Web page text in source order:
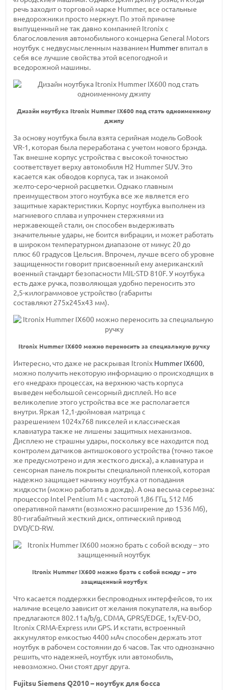
речь заходит о торговой марке Hummer, все остальные
внедорожники просто меркнут. По этой причине
выпущенный не так давно компанией Itronix с
благословления автомобильного концерна General Motors
ноутбук с недвусмысленным названием Hummerвпитал в
себя все лучшие свойства этой всепогодной и
вседорожной машины.
Дизайн ноутбука Itronix Hummer IX600 под стать одноименному
джипу
За основу ноутбука была взята серийная модель GoBook
VR-1, которая была переработана с учетом нового брэнда.
Так внешне корпус устройства с высокой точностью
соответствует верхуавтомобиля H2 HummerSUV. Это
касается как обводов корпуса, так и знакомой
желто-серо-черной расцветки. Однако главным
преимуществом этого ноутбука все же является его
защитные характеристики. Корпус ноутбука выполнен из
магниевого сплава и упрочнен стержнями из
нержавеющей стали, он способен выдерживать
значительные удары, не боится вибрации, и может работать
в широком температурном диапазоне отминус 20 до
плюс 60 градусов Цельсия. Впрочем, лучше всего об уровне
защищенности говорит присвоенный ему американский
военный стандарт безопасности MIL-STD 810F. У ноутбука
есть даже ручка, позволяющая удобно переносить это
2,5-килограммовое устройство (габариты
составляют 275х245х43 мм).
Itronix Hummer IX600 можно переносить за специальную ручку
Интересно, что даже не раскрывая Itronix Hummer IX600,
можно получить некоторую информацию о происходящих в
его «недрах» процессах, на верхнюю часть корпуса
выведен небольшой сенсорный дисплей. Но все
великолепие этого устройства все же располагается
внутри. Яркая 12,1-дюймовая матрица с
разрешением 1024х768 пикселей и классическая
клавиатура также не лишены защитных механизмов.
Дисплею не страшны удары, поскольку все находится под
контролем датчиков антишокового устройства (точно такое
же предусмотрено и для жесткого диска), а клавиатура и
сенсорная панель покрыты специальной пленкой, которая
надежно защищает начинку ноутбука от попадания
жидкости (можно работать в дождь). А она весьма серьезна:
процессор Intel Pentium M счастотой 1,86 ГГц, 512 Мб
оперативной памяти (возможно расширение до 1536 Мб),
80-гигабайтный жесткий диск, оптический привод
DVD/CD-RW.
Itronix Hummer IX600 можно брать с собой всюду – это
защищенный ноутбук
Что касается поддержки беспроводных интерфейсов, то их
наличие всецело зависит от желания покупателя, на выбор
предлагаются 802.11a/b/g,CDMA, GPRS/EDGE, 1x/EV-DO,
ItronixCRMA-Express или GPS. И кстати, встроенный
аккумуляторемкостью 4400 мАчспособен держать этот
ноутбук в рабочем состоянии до 6 часов.Так что однозначно
решить, что надежней, ноутбук или автомобиль,
невозможно. Они стоят друг друга.
FujitsuSiemens Q2010 – ноутбук для босса